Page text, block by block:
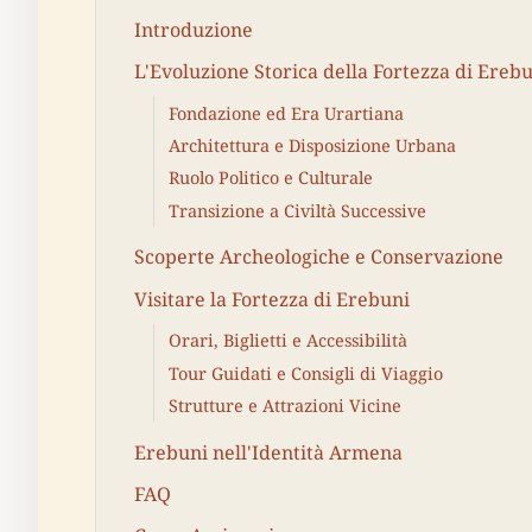
Introduzione
L'Evoluzione Storica della Fortezza di
Fondazione ed Era Urartiana
Architettura e Disposizione Urbana
Ruolo Politico e Culturale
Transizione a Civiltà Successive
Scoperte Archeologiche e Conservazione
Visitare la Fortezza di Erebuni
Orari, Biglietti e Accessibilità
Tour Guidati e Consigli di Viaggio
Strutture e Attrazioni Vicine
Erebuni nell'Identità Armena
FAQ